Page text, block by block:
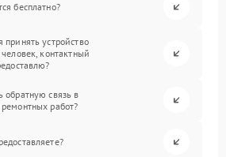
бесплатно?
устройство
контактный
обратную связь в
работ?